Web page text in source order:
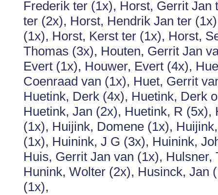
Frederik ter (1x), Horst, Gerrit
ter (2x), Horst, Hendrik Jan ter
(1x), Horst, Kerst ter (1x), Horst,
Thomas (3x), Houten, Gerrit Jan
Evert (1x), Houwer, Evert (4x),
Coenraad van (1x), Huet, Gerrit
Huetink, Derk (4x), Huetink, Derk
Huetink, Jan (2x), Huetink, R
(1x), Huijink, Domene (1x),
(1x), Huinink, J G (3x), Huinink,
Huis, Gerrit Jan van (1x),
Hunink, Wolter (2x), Husinck, Jan
(1x),